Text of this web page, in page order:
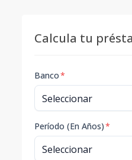
Calcula tu
Banco*
Período (En Años)*